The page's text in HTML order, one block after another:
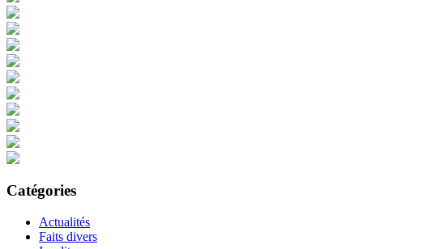
Catégories
Actualités
Faits divers